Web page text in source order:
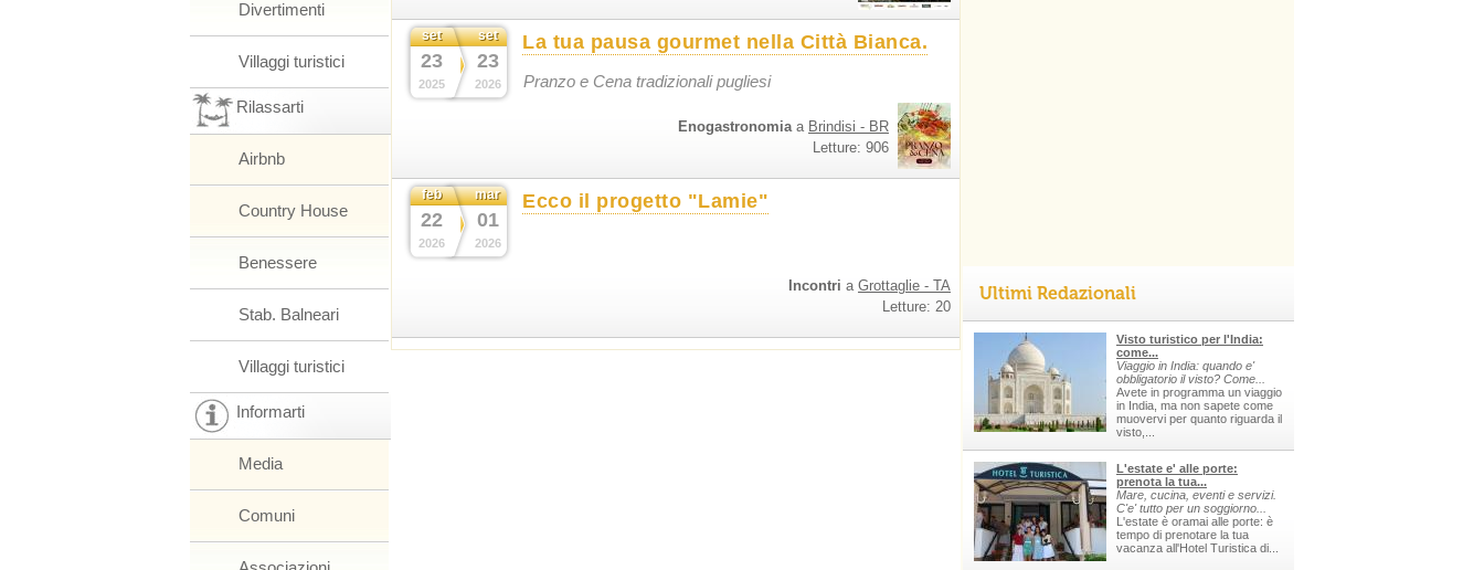
set
23
2025
set
23
2026
La tua pausa gourmet nella Città Bianca.
Pranzo e Cena tradizionali pugliesi
Enogastronomiaa Brindisi - BR
Letture: 906
feb
22
2026
mar
01
2026
Ecco il progetto "Lamie"
Incontri a Grottaglie - TA
Letture: 20
Divertimenti
Villaggi turistici
Rilassarti
Airbnb
Country House
Benessere
Stab. Balneari
Villaggi turistici
Informarti
Media
Comuni
Ultimi Redazionali
Visto turistico per l'India:
come...
Viaggio in India: quando e'
obbligatorio il visto? Come...
Avete in programma un viaggio
in India, ma non sapete come
muovervi per quanto riguarda il
visto,...
L'estate e' alle porte:
prenota la tua...
Mare, cucina, eventi e servizi.
C'e' tutto per un soggiorno...
L'estate è oramai alle porte: è
tempo di prenotare la tua
vacanza all'Hotel Turistica di...